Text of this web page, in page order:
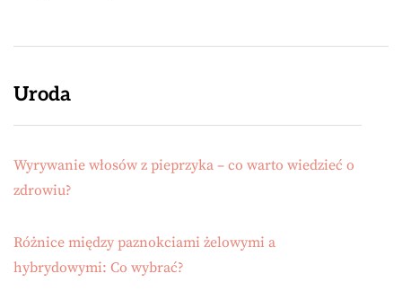
Uroda
Wyrywanie włosów z pieprzyka – co warto wiedzieć o
zdrowiu?
Różnice między paznokciami żelowymi a
hybrydowymi: Co wybrać?